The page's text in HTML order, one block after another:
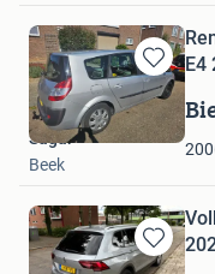
Bewaren
in
Mijn
Favorieten
E4
Sagar
Beek
Bewaren